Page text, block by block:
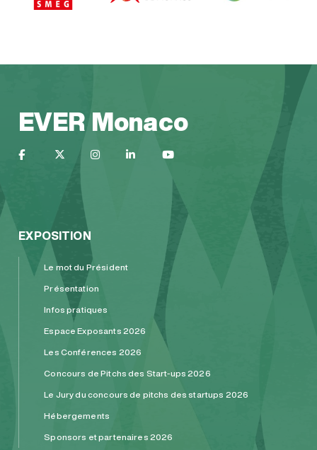
EVER Monaco
EXPOSITION
Le mot du Président
Présentation
Infos pratiques
Espace Exposants 2026
Les Conférences 2026
Concours de Pitchs des Start-ups 2026
Le Jury du concours de pitchs des startups 2026
Hébergements
Sponsors et partenaires 2026